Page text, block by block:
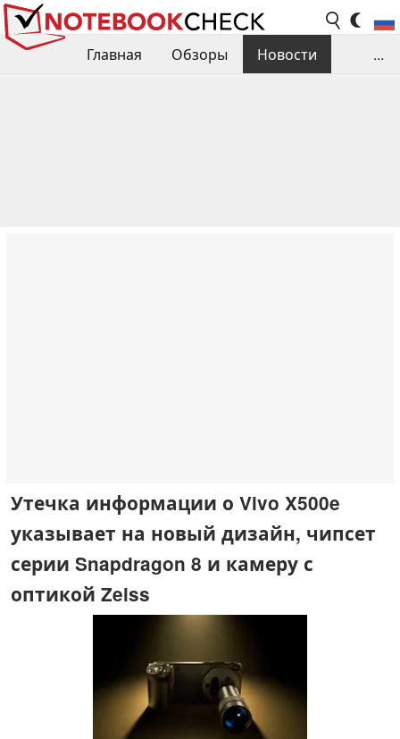
Главная Обзоры
Новости
...
Утечка информации о Vivo X500e
указывает на новый дизайн, чипсет
серии Snapdragon 8 и камеру с
оптикой Zeiss